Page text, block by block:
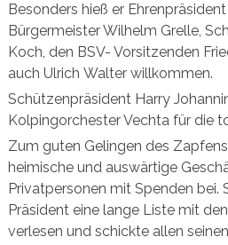
Besonders hieß er
Bürgermeister Wilhelm Grelle,
Koch, den BSV- Vorsitzenden
auch Ulrich Walter willkommen.
Schützenpräsident Harry
Kolpingorchester Vechta für die
Zum guten Gelingen des
heimische und auswärtige
Privatpersonen mit Spenden bei.
Präsident eine lange Liste mit
verlesen und schickte allen